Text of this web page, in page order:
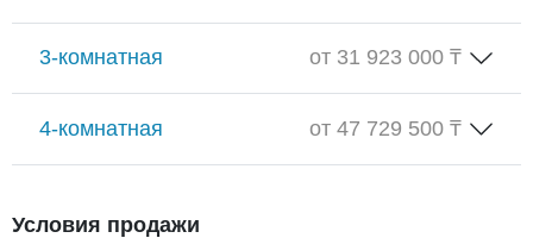
3-комнатная от 31 923 000 ₸
4-комнатная от 47 729 500 ₸
Условия продажи